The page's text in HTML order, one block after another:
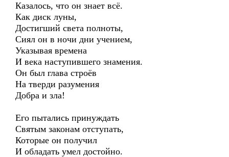
Казалось, что он знает всё.
Как диск луны,
Достигший света полноты,
Сиял он в ночи дни учением,
Указывая времена
И века наступившего знамения.
Он был глава строёв
На тверди разумения
Добра и зла!
Его пытались принуждать
Святым законам отступать,
Которые он получил
И обладать умел достойно.